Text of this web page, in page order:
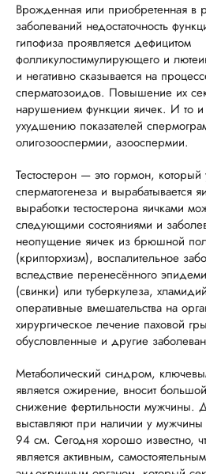
Врожденная или приобретенная в
заболеваний недостаточность
гипофиза проявляется дефицитом
фолликулостимулирующего и
и негативно сказывается на
сперматозоидов. Повышение их
нарушением функции яичек. И то
ухудшению показателей
олигозооспермии, азооспермии.
Тестостерон — это гормон, который
сперматогенеза и вырабатывается
выработки тестостерона яичками
следующими состояниями и
неопущение яичек из брюшной
(крипторхизм), воспалительное
вследствие перенесённого
(свинки) или туберкулеза,
оперативные вмешательства на
хирургическое лечение паховой
обусловленные и другие
Метаболический синдром,
является ожирение, вносит
снижение фертильности мужчины.
выставляют при наличии у
94 см. Сегодня хорошо известно,
является активным,